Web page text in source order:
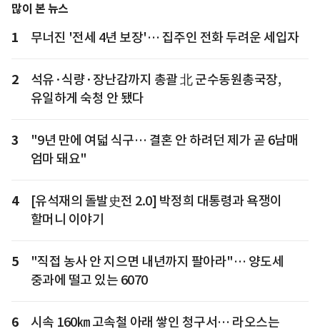
많이 본 뉴스
1 무너진 '전세 4년 보장'… 집주인 전화 두려운 세입자
2
석유·식량·장난감까지 총괄 北 군수동원총국장,
유일하게 숙청 안 됐다
3
"9년 만에 여덟 식구… 결혼 안 하려던 제가 곧 6남매
엄마 돼요"
4
[유석재의 돌발史전 2.0] 박정희 대통령과 욕쟁이
할머니 이야기
5
"직접 농사 안 지으면 내년까지 팔아라"… 양도세
중과에 떨고 있는 6070
6
시속 160㎞ 고속철 아래 쌓인 청구서… 라오스는